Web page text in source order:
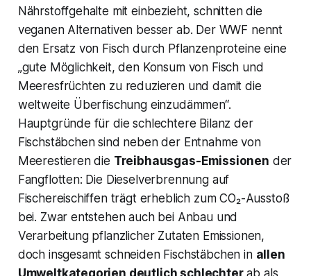
Nährstoffgehalte mit einbezieht, schnitten die
veganen Alternativen besser ab​. Der WWF nennt
den Ersatz von Fisch durch Pflanzenproteine eine
„gute Möglichkeit, den Konsum von Fisch und
Meeresfrüchten zu reduzieren und damit die
weltweite Überfischung einzudämmen“​.
Hauptgründe für die schlechtere Bilanz der
Fischstäbchen sind neben der Entnahme von
Meerestieren die Treibhausgas-Emissionen der
Fangflotten: Die Dieselverbrennung auf
Fischereischiffen trägt erheblich zum CO₂-Ausstoß
bei. Zwar entstehen auch bei Anbau und
Verarbeitung pflanzlicher Zutaten Emissionen,
doch insgesamt schneiden Fischstäbchen in allen
Umweltkategorien deutlich schlechterab als